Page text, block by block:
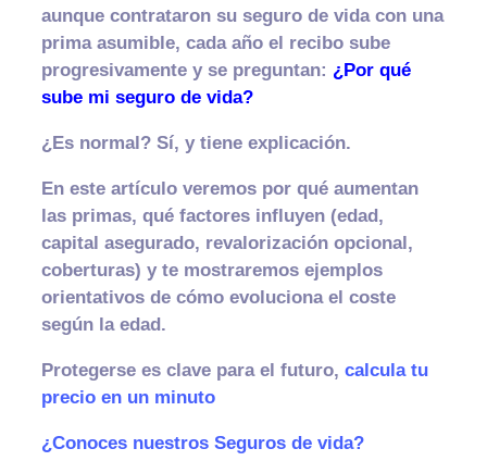
aunque contrataron su seguro de vida con una
prima asumible, cada año el recibo sube
progresivamente y se preguntan: ¿Por qué
sube mi seguro de vida?
¿Es normal? Sí, y tiene explicación.
En este artículo veremos por qué aumentan
las primas, qué factores influyen (edad,
capital asegurado, revalorización opcional,
coberturas) y te mostraremos ejemplos
orientativos de cómo evoluciona el coste
según la edad.
Protegerse es clave para el futuro, calcula tu
precio en un minuto
¿Conoces nuestros Seguros de vida?